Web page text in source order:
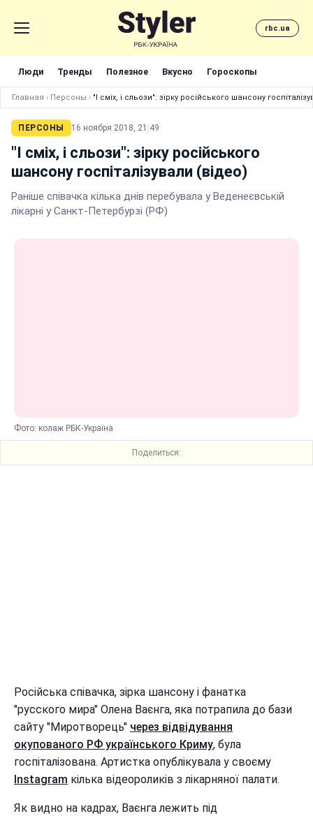
rbc.ua
Люди Тренды Полезное Вкусно Гороскопы
Главная › Персоны › "І сміх, і сльози": зірку російського шансону
ПЕРСОНЫ 16 ноября 2018, 21:49
"І сміх, і сльози": зірку російського
шансону госпіталізували (відео)
Раніше співачка кілька днів перебувала у Веденеєвській
лікарні у Санкт-Петербурзі (РФ)
Фото: колаж РБК-Україна
Поделиться:
Російська співачка, зірка шансону і фанатка
"русского мира" Олена Ваєнга, яка потрапила до бази
сайту "Миротворець" через відвідування
окупованого РФ українського Криму, була
госпіталізована. Артистка опублікувала у своєму
Instagram кілька відеороликів з лікарняної палати.
Як видно на кадрах, Ваєнга лежить під